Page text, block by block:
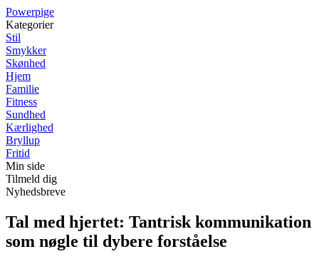
Powerpige
Kategorier
Stil
Smykker
Skønhed
Hjem
Familie
Fitness
Sundhed
Kærlighed
Bryllup
Fritid
Min side
Tilmeld dig
Nyhedsbreve
Tal med hjertet: Tantrisk kommunikation
som nøgle til dybere forståelse